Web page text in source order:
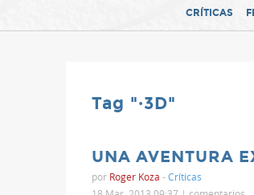
CRÍTICAS
Tag "·3D"
UNA AVENTURA
por Roger Koza -Críticas